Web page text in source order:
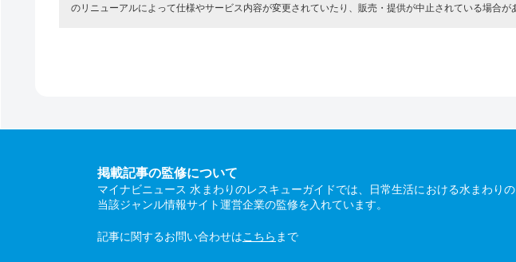
のリニューアルによって仕様やサービス内容が変更されていたり、販売・提供が中止されている場合が
掲載記事の監修について
マイナビニュース 水まわりのレスキューガイドでは、日常生活における水まわり
当該ジャンル情報サイト運営企業の監修を入れています。
記事に関するお問い合わせはこちら まで